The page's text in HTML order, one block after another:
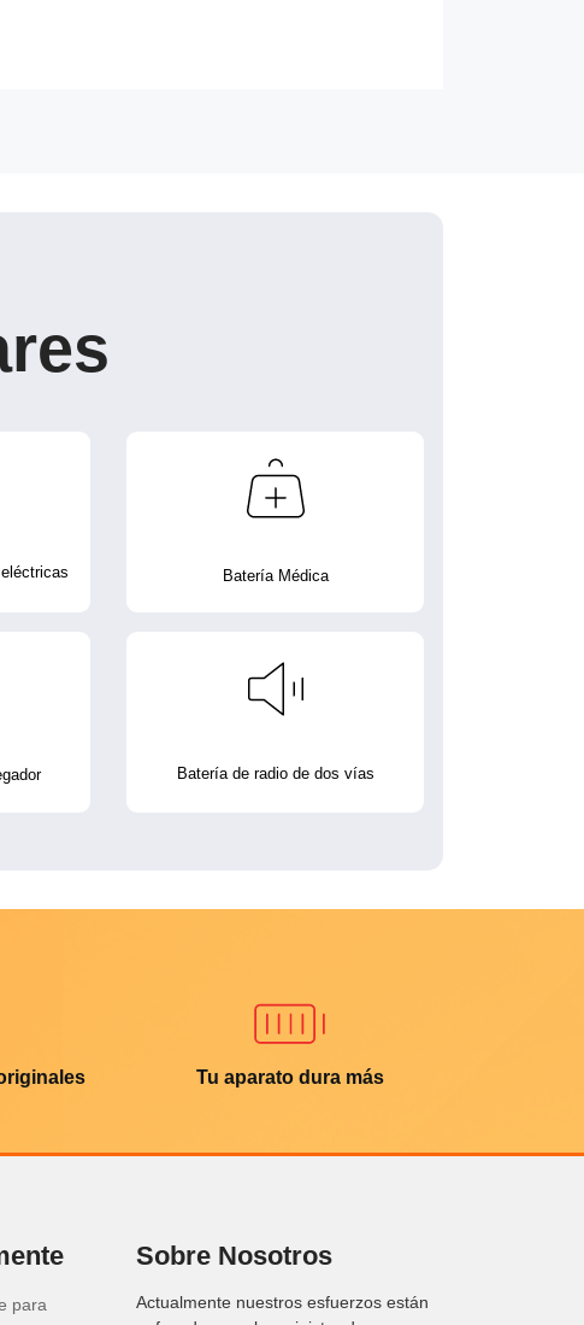
Batería Médica
Batería de radio de dos vías
Tu aparato dura más
para
Sobre Nosotros
Actualmente nuestros esfuerzos están